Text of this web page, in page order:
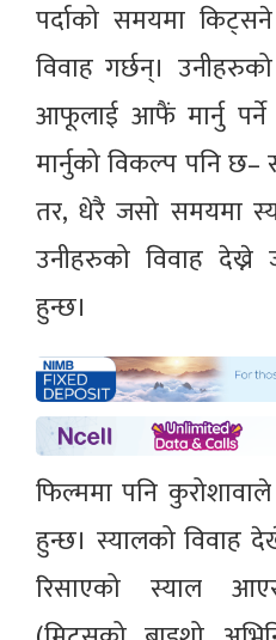
पर्दाको समयमा
विवाह गर्छन्।
आफूलाई आफैं मार्नु
मार्नुको विकल्प पनि छ–
तर, धेरै जसो समयमा
उनीहरुको विवाह देख्ने
हुन्छ।
फिल्ममा पनि
हुन्छ। स्यालको विवाह
रिसाएको स्याल